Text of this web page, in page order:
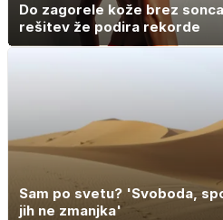
Do zagorele kože brez
rešitev že podira rekorde
Sam po svetu? 'Svoboda,
jih ne zmanjka'